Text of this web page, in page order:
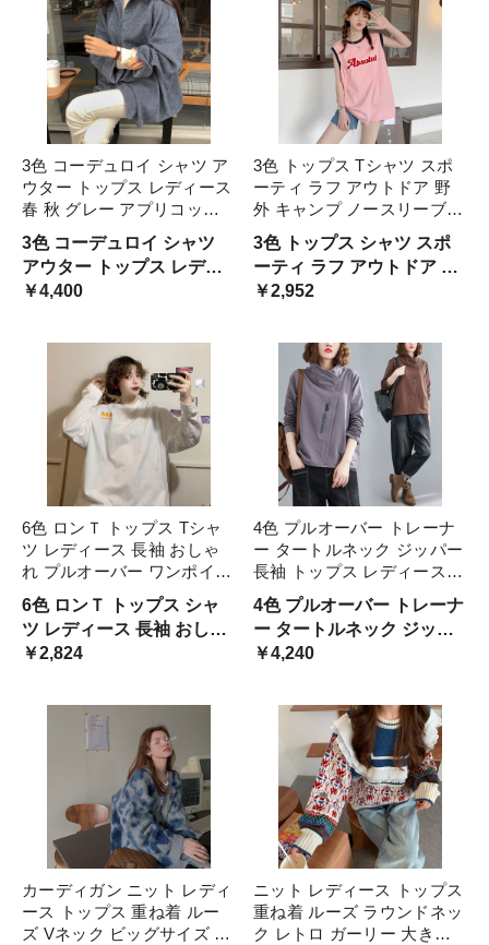
3色 コーデュロイ シャツ ア
ウター トップス レディース
春 秋 グレー アプリコット
ブルー 灰 白 長袖 襟付き シ
ンプル かわいい カジュアル
大人可愛い 大人女子 レトロ
こなれ感 おしゃれ
3色 コーデュロイ シャツ
アウター トップス レディ
ース 春 秋 グレー アプリコ
き シンプル かわいい カジ
ュアル 大人可愛い 大人女
子 レトロ こなれ感 おしゃ
￥4,400
3色 トップス Tシャツ スポ
ーティ ラフ アウトドア 野
外 キャンプ ノースリーブ
ロゴ カッコイイ カジュアル
クール 着回し ゆったりめ
スタイリッシュ モテる 着痩
せ M L XL レディース
3色 トップス シャツ スポ
ーティ ラフ アウトドア 野
外 キャンプ ノースリーブ
￥2,952
6色 ロンＴ トップス Tシャ
ツ レディース 長袖 おしゃ
れ プルオーバー ワンポイン
ト みかん カジュアル 可愛
い 大きめ ゆったり こなれ
感 コーデ 通勤 通学 学生 白
黒 緑 橙 グレー 青
6色 ロンＴ トップス シャ
ツ レディース 長袖 おしゃ
れ プルオーバー ワンポイ
￥2,824
4色 プルオーバー トレーナ
ー タートルネック ジッパー
長袖 トップス レディース
シンプル 無地 カッコイイ
カジュアル 個性的 アシンメ
トリー ママ 大きいサイズ L
2XL 3XL ブラ XL
4色 プルオーバー トレーナ
ー タートルネック ジッパ
ー 長袖 トップス レディー
￥4,240
カーディガン ニット レディ
ース トップス 重ね着 ルー
ズ Vネック ビッグサイズ 長
ニット レディース トップス
重ね着 ルーズ ラウンドネッ
ク レトロ ガーリー 大きい